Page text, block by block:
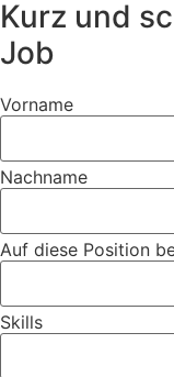
Kurz und
Job
Vorname
Nachname
Auf diese Position
Skills